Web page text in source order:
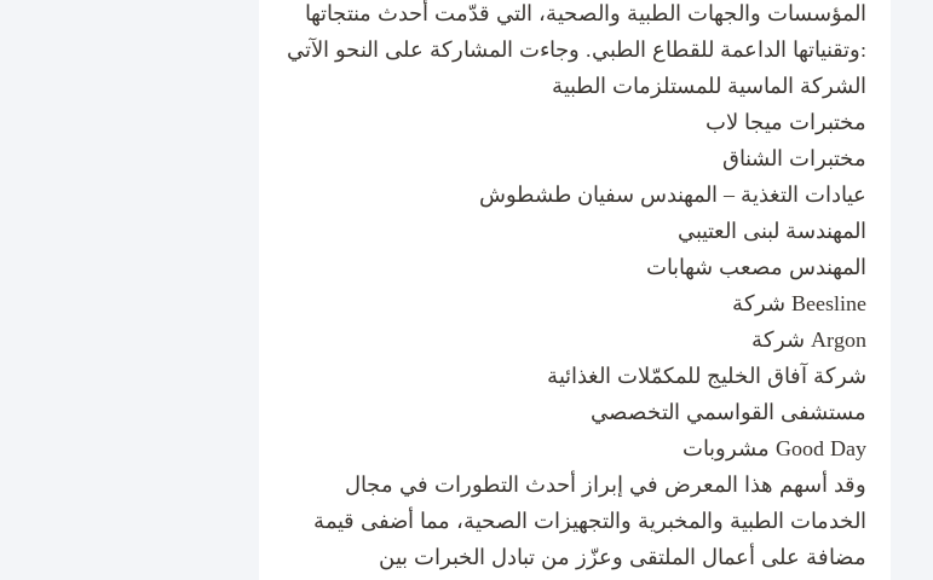
المؤسسات والجهات الطبية والصحية، التي قدّمت أحدث منتجاتها
وتقنياتها الداعمة للقطاع الطبي. وجاءت المشاركة على النحو الآتي:
الشركة الماسية للمستلزمات الطبية
مختبرات ميجا لاب
مختبرات الشناق
عيادات التغذية – المهندس سفيان طشطوش
المهندسة لبنى العتيبي
المهندس مصعب شهابات
شركة Beesline
شركة Argon
شركة آفاق الخليج للمكمّلات الغذائية
مستشفى القواسمي التخصصي
مشروبات Good Day
وقد أسهم هذا المعرض في إبراز أحدث التطورات في مجال
الخدمات الطبية والمخبرية والتجهيزات الصحية، مما أضفى قيمة
مضافة على أعمال الملتقى وعزّز من تبادل الخبرات بين